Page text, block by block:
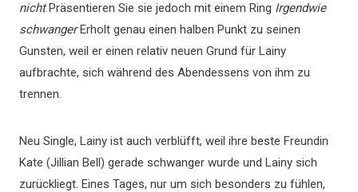
nichtPräsentieren Sie sie jedoch mit einem Ring Irgendwie
schwangerErholt genau einen halben Punkt zu seinen
Gunsten, weil er einen relativ neuen Grund für Lainy
aufbrachte, sich während des Abendessens von ihm zu
trennen.
Neu Single, Lainy ist auch verblüfft, weil ihre beste Freundin
Kate (Jillian Bell) gerade schwanger wurde und Lainy sich
zurückliegt. Eines Tages, nur um sich besonders zu fühlen,